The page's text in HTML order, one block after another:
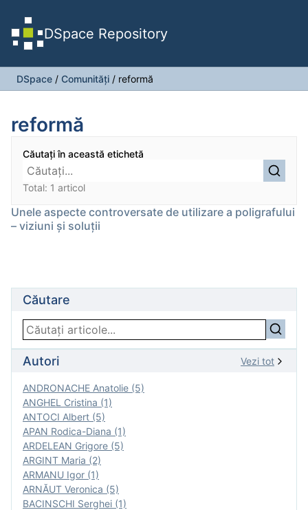
DSpace Repository
DSpace / Comunități / reformă
reformă
Căutați în această etichetă
Total: 1 articol
Unele aspecte controversate de utilizare a poligrafului
– viziuni și soluții
Căutare
Autori Vezi tot
ANDRONACHE Anatolie (5)
ANGHEL Cristina (1)
ANTOCI Albert (5)
APAN Rodica-Diana (1)
ARDELEAN Grigore (5)
ARGINT Maria (2)
ARMANU Igor (1)
ARNĂUT Veronica (5)
BACINSCHI Serghei (1)